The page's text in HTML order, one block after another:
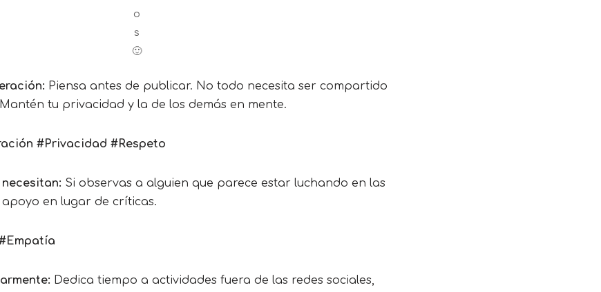
o
s
🙂
Piensa antes de publicar. No todo necesita ser compartido
tu privacidad y la de los demás en mente.
#Privacidad #Respeto
Si observas a alguien que parece estar luchando en las
apoyo en lugar de críticas.
Dedica tiempo a actividades fuera de las redes sociales,